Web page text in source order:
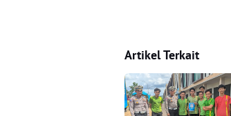
Artikel Terkait